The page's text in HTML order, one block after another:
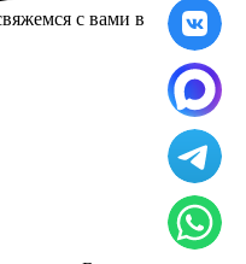
с вами в